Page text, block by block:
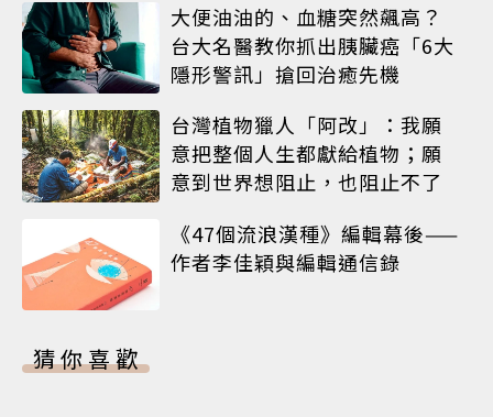
大便油油的、血糖突然飆高？
台大名醫教你抓出胰臟癌「6大
隱形警訊」搶回治癒先機
台灣植物獵人「阿改」：我願
意把整個人生都獻給植物；願
意到世界想阻止，也阻止不了
《47個流浪漢種》編輯幕後——
作者李佳穎與編輯通信錄
猜你喜歡